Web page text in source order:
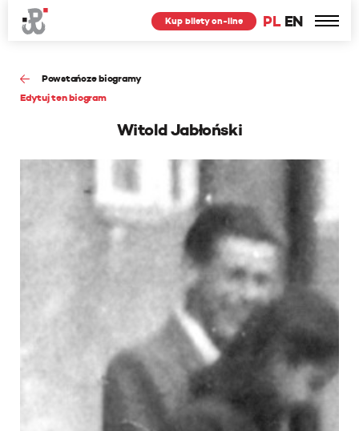
PL EN
Kup bilety on-line
Powstańcze biogramy
Edytuj ten biogram
Witold Jabłoński